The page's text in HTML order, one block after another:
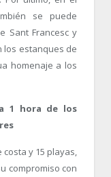
se puede
Sant Francesc y
los estanques de
homenaje a los
1 hora de los
costa y 15 playas,
compromiso con